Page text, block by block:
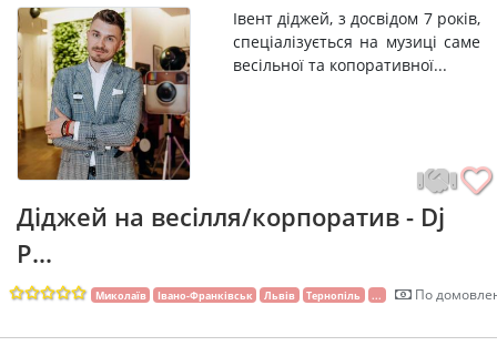
Івент діджей, з досвідом 7 років,
спеціалізується на музиці саме
весільної та копоративної...
Діджей на весілля/корпоратив - Dj
P...
Миколаїв Івано-Франківськ Львів Тернопіль ... По